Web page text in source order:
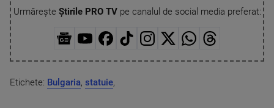
Urmărește Știrile PRO TVpe canalul de social media preferat:
Etichete: Bulgaria, statuie,